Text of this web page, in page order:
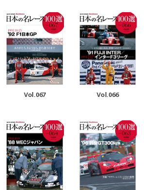
Vol.067 Vol.066